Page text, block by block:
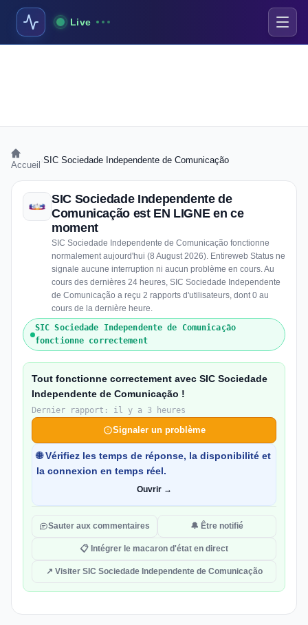
Live
Accueil SIC Sociedade Independente de Comunicação
SIC Sociedade Independente de
Comunicação est EN LIGNE en ce
moment
SIC Sociedade Independente de Comunicação fonctionne
normalement aujourd'hui (8 August 2026). Entireweb Status ne
signale aucune interruption ni aucun problème en cours. Au
cours des dernières 24 heures, SIC Sociedade Independente
de Comunicação a reçu 2 rapports d'utilisateurs, dont 0 au
cours de la dernière heure.
SIC Sociedade Independente de Comunicação
fonctionne correctement
Tout fonctionne correctement avec SIC Sociedade
Independente de Comunicação !
Dernier rapport: il y a 3 heures
Signaler un problème
🌐 Vérifiez les temps de réponse, la disponibilité et
la connexion en temps réel.
Ouvrir →
Sauter aux commentaires 🔔 Être notifié
📋 Intégrer le macaron d'état en direct
↗ Visiter SIC Sociedade Independente de Comunicação